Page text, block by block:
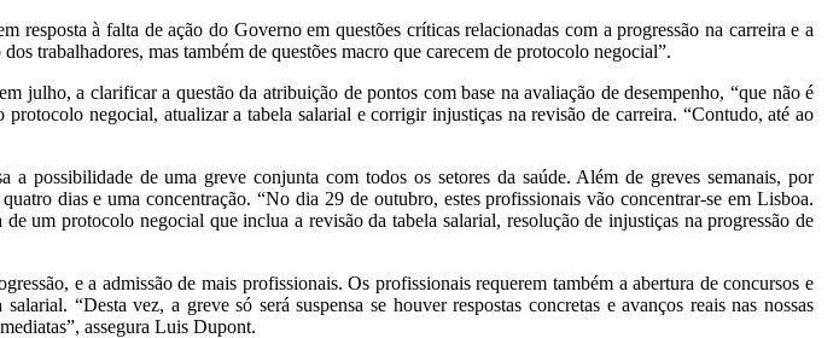
à falta de ação do Governo em questões críticas relacionadas com a progressão na carreira e a
trabalhadores, mas também de questões macro que carecem de protocolo negocial”.
a clarificar a questão da atribuição de pontos com base na avaliação de desempenho, “que não é
negocial, atualizar a tabela salarial e corrigir injustiças na revisão de carreira. “Contudo, até ao
possibilidade de uma greve conjunta com todos os setores da saúde. Além de greves semanais, por
dias e uma concentração. “No dia 29 de outubro, estes profissionais vão concentrar-se em Lisboa.
um protocolo negocial que inclua a revisão da tabela salarial, resolução de injustiças na progressão de
e a admissão de mais profissionais. Os profissionais requerem também a abertura de concursos e
“Desta vez, a greve só será suspensa se houver respostas concretas e avanços reais nas nossas
assegura Luis Dupont.